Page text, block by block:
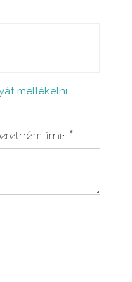
mellékelni
írni: *